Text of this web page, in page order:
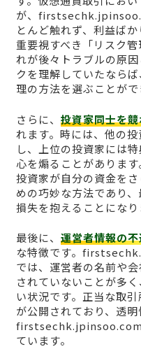
が、
とんど触れず、利益ば
重要視すべき「リスク
れが後々トラブルの原
クを理解していたなら
理の方法を選ぶことがで
さらに、 投資家同士を
れます。時には、他の
し、上位の投資家には
心を煽ることがあります
投資家が自分の資金を
めの巧妙な方法であり
損失を抱えることになり
最後に、 運営者情報の
な特徴です。
では、運営者の名前や
されていないことが多
い状況です。正当な取
が公開されており、透明
firstsechk.jpinsoo.com
ています。